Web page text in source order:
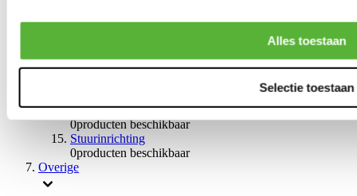
Alles toestaan
Selectie toestaan
Remvloeistoffen
0producten beschikbaar
Braces
0producten beschikbaar
Stuurinrichting
0producten beschikbaar
Overige